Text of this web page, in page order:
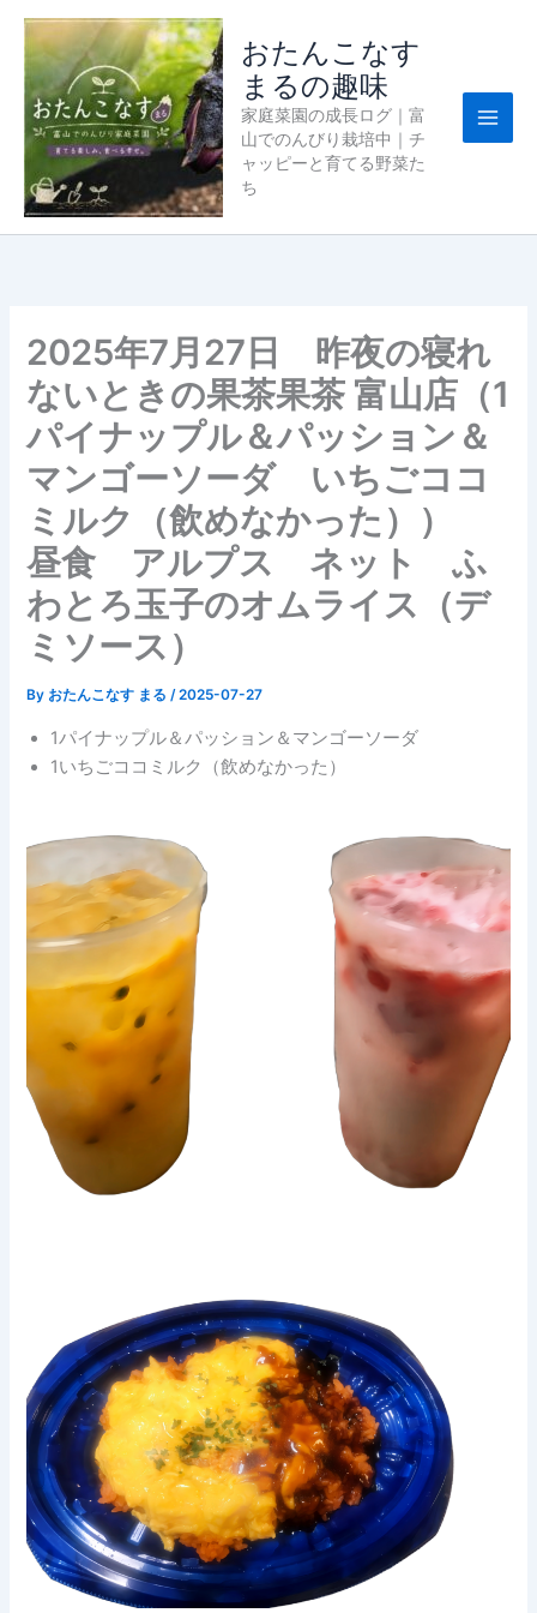
おたんこなす
まるの趣味
家庭菜園の成長ログ｜富
山でのんびり栽培中｜チ
ャッピーと育てる野菜た
ち
2025年7月27日 昨夜の寝れ
ないときの果茶果茶 富山店（1
パイナップル＆パッション＆
マンゴーソーダ いちごココ
ミルク（飲めなかった））
昼食 アルプス ネット ふ
わとろ玉子のオムライス（デ
ミソース）
By おたんこなす まる/2025-07-27
1パイナップル＆パッション＆マンゴーソーダ
1いちごココミルク（飲めなかった）